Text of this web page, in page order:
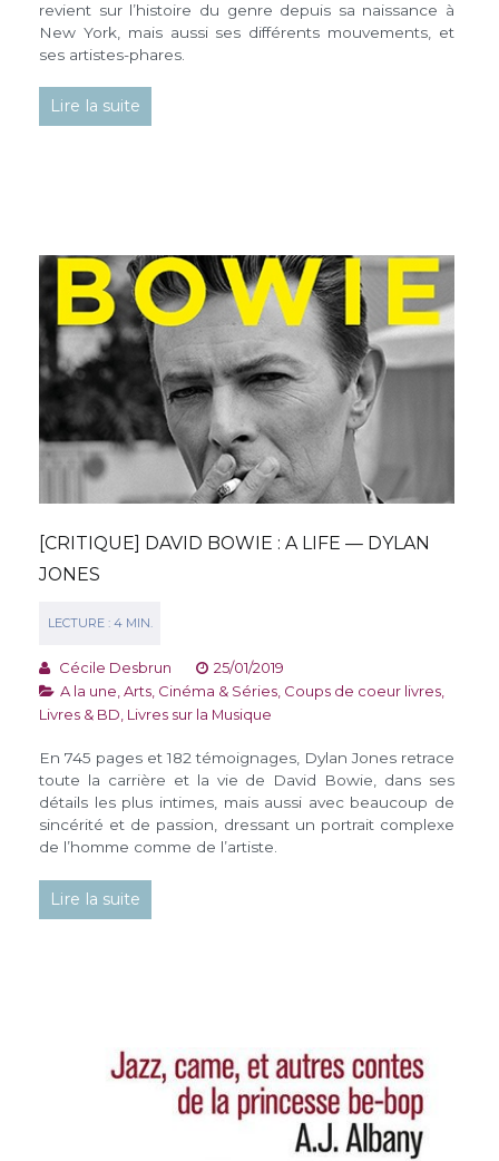
revient sur l’histoire du genre depuis sa naissance à
New York, mais aussi ses différents mouvements, et
ses artistes-phares.
Lire la suite
[CRITIQUE] DAVID BOWIE : A LIFE — DYLAN
JONES
Cécile Desbrun
25/01/2019
A la une Arts, Cinéma & Séries Coups de coeur livres
Livres & BD Livres sur la Musique
En 745 pages et 182 témoignages, Dylan Jones retrace
toute la carrière et la vie de David Bowie, dans ses
détails les plus intimes, mais aussi avec beaucoup de
sincérité et de passion, dressant un portrait complexe
de l’homme comme de l’artiste.
Lire la suite